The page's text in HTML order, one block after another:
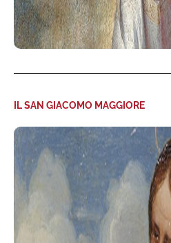
IL SAN GIACOMO MAGGIORE